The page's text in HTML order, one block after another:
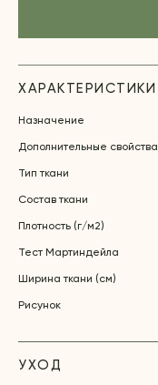
ХАРАКТЕРИСТИКИ
Назначение
Дополнительные свойства
Тип ткани
Состав ткани
Плотность (г/м2)
Тест Мартиндейла
Ширина ткани (см)
Рисунок
УХОД